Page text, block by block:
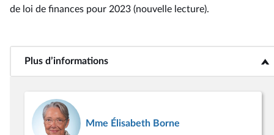
de loi de finances pour 2023 (nouvelle lecture).
Plus d’informations<b>Plus d’informations</b>
Mme Élisabeth Borne